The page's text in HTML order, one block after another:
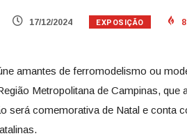
17/12/2024 EXPOSIÇÃO
amantes de ferromodelismo ou
Metropolitana de Campinas, que
será comemorativa de Natal e conta